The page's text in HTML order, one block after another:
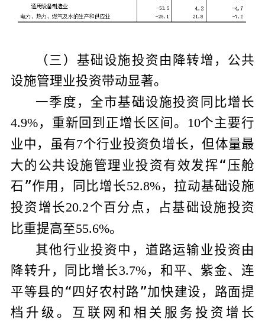
（三）基础设施投资由降转增，公共
设施管理业投资带动显著。
一季度，全市基础设施投资同比增长
4.9%，重新回到正增长区间。 10个主要行
业中，虽有7个行业投资负增长，但体量最
大的公共设施管理业投资有效发挥“压舱
石”作用，同比增长52.8%，拉动基础设施
投资增长20.2个百分点，占基础设施投资
比重提高至55.6%。
其他行业投资中，道路运输业投资由
降转升，同比增长3.7%，和平、紫金、连
平等县的“四好农村路”加快建设，路面提
档升级。互联网和相关服务投资增长